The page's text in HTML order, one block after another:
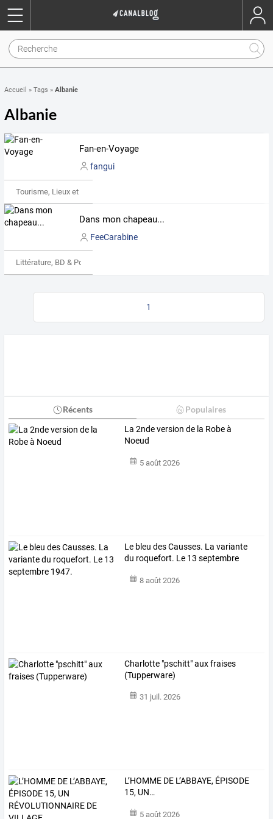
Accueil » Tags » Albanie
Albanie
Fan-en-Voyage
fangui
Tourisme, Lieux et Événements
Dans mon chapeau...
FeeCarabine
Littérature, BD & Poésie
1
Récents Populaires
La 2nde version de la Robe à
Noeud
5 août 2026
Le bleu des Causses. La variante
du roquefort. Le 13 septembre
8 août 2026
Charlotte "pschitt" aux fraises
(Tupperware)
31 juil. 2026
L’HOMME DE L’ABBAYE, ÉPISODE
15, UN…
5 août 2026